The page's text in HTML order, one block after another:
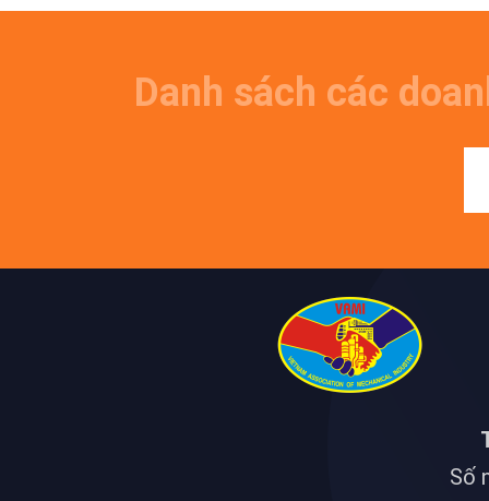
Danh sách các
Số